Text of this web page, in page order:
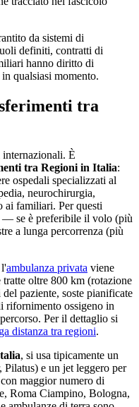
da sistemi di
definiti, contratti di
hanno diritto di
qualsiasi momento.
tra
È
tra Regioni in Italia:
ospedali specializzati al
neurochirurgia,
ai familiari. Per questi
— se è preferibile il volo (più
a lunga percorrenza (più
l'ambulanza privata viene
oltre 800 km (rotazione
paziente, soste pianificate
rifornimento ossigeno in
Per il dettaglio si
distanza tra regioni.
, si usa tipicamente un
e un jet leggero per
maggior numero di
Roma Ciampino, Bologna,